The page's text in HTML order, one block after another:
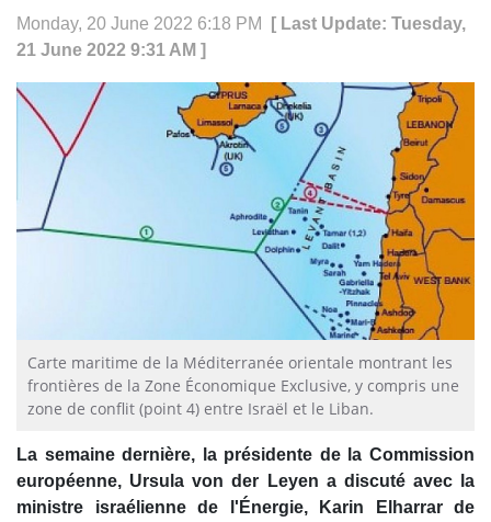
Monday, 20 June 2022 6:18 PM
[ Last Update: Tuesday,
21 June 2022 9:31 AM ]
Carte maritime de la Méditerranée orientale montrant les
frontières de la Zone Économique Exclusive, y compris une
zone de conflit (point 4) entre Israël et le Liban.
La semaine dernière, la présidente de la Commission
européenne, Ursula von der Leyen a discuté avec la
ministre israélienne de l'Énergie, Karin Elharrar de